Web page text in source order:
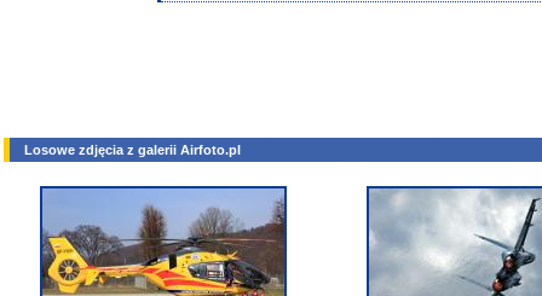
Losowe zdjęcia z galerii Airfoto.pl